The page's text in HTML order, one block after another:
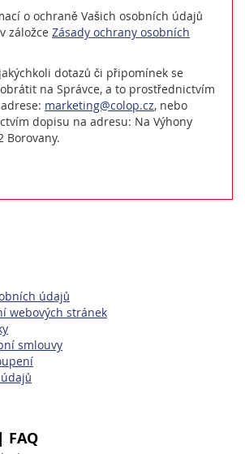
o ochraně Vašich osobních údajů
záložce Zásady ochrany osobních
dotazů či připomínek se
na Správce, a to prostřednictvím
marketing@colop.cz, nebo
dopisu na adresu: Na Výhony
Borovany.
údajů
webových stránek
smlouvy
FAQ